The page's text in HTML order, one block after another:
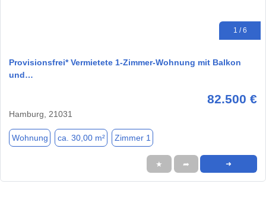
1 / 6
Provisionsfrei* Vermietete 1-Zimmer-Wohnung mit Balkon
und…
82.500 €
Hamburg, 21031
Wohnung ca. 30,00 m² Zimmer 1
★ ➦ ➜